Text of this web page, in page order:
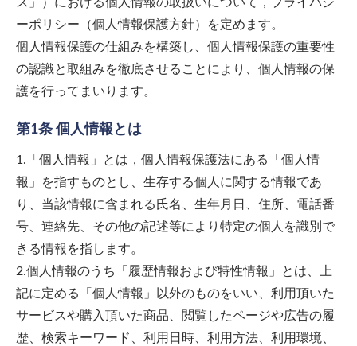
ーポリシー（個人情報保護方針）を定めます。
個人情報保護の仕組みを構築し、個人情報保護の重要性
の認識と取組みを徹底させることにより、個人情報の保
護を行ってまいります。
第1条 個人情報とは
1.「個人情報」とは，個人情報保護法にある「個人情
報」を指すものとし、生存する個人に関する情報であ
り、当該情報に含まれる氏名、生年月日、住所、電話番
号、連絡先、その他の記述等により特定の個人を識別で
きる情報を指します。
2.個人情報のうち「履歴情報および特性情報」とは、上
記に定める「個人情報」以外のものをいい、利用頂いた
サービスや購入頂いた商品、閲覧したページや広告の履
歴、検索キーワード、利用日時、利用方法、利用環境、